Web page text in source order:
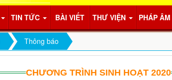
TIN TỨC BÀI VIẾT THƯ VIỆN PHÁP ÂM
Thông báo
CHƯƠNG TRÌNH SINH HOẠT 2020